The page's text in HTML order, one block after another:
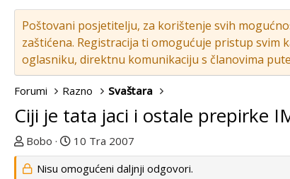
Poštovani posjetitelju, za korištenje svih
zaštićena. Registracija ti omogućuje pristup
oglasniku, direktnu komunikaciju s članovima
Forumi Razno Svaštara
Ciji je tata jaci i ostale prepirke
T
e
m
Bobo
D
a
t
10 Tra 2007
Nisu omogućeni daljnji odgovori.